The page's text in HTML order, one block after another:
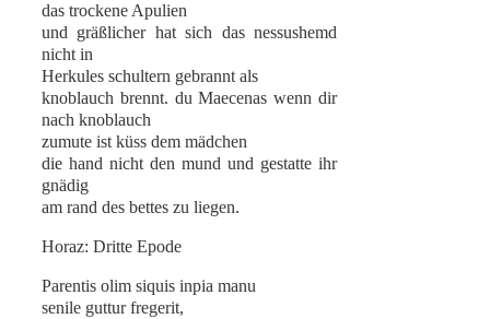
das trockene Apulien
und gräßlicher hat sich das nessushemd
nicht in
Herkules schultern gebrannt als
knoblauch brennt. du Maecenas wenn dir
nach knoblauch
zumute ist küss dem mädchen
die hand nicht den mund und gestatte ihr
gnädig
am rand des bettes zu liegen.
Horaz: Dritte Epode
Parentis olim siquis inpia manu
senile guttur fregerit,